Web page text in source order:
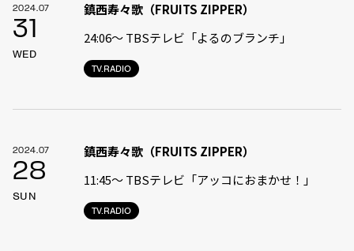
2024.07
31
WED
TV.RADIO
鎮西寿々歌（FRUITS ZIPPER）
24:06〜 TBSテレビ「よるのブランチ」
2024.07
28
SUN
TV.RADIO
鎮西寿々歌（FRUITS ZIPPER）
11:45〜 TBSテレビ「アッコにおまかせ！」